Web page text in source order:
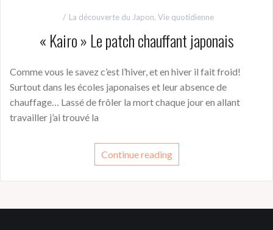
La découverte du Japon, Vie quotidienne
« Kairo » Le patch chauffant japonais
Comme vous le savez c’est l’hiver, et en hiver il fait froid!
Surtout dans les écoles japonaises et leur absence de
chauffage… Lassé de frôler la mort chaque jour en allant
travailler j’ai trouvé la
Continue reading